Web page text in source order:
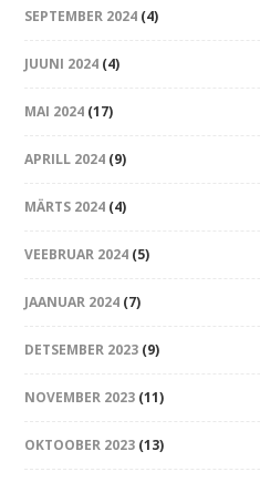
SEPTEMBER 2024 (4)
JUUNI 2024 (4)
MAI 2024 (17)
APRILL 2024 (9)
MÄRTS 2024 (4)
VEEBRUAR 2024 (5)
JAANUAR 2024 (7)
DETSEMBER 2023 (9)
NOVEMBER 2023 (11)
OKTOOBER 2023 (13)